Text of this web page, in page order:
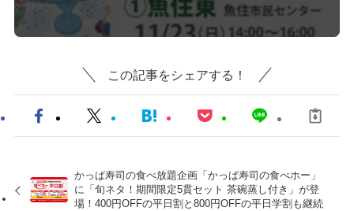
この記事をシェアする！
かっぱ寿司の食べ放題企画「かっぱ寿司の食べホー」
に「旬ネタ！期間限定5貫セット 茶碗蒸し付き」が登
場！400円OFFの平日割と800円OFFの平日学割も継続